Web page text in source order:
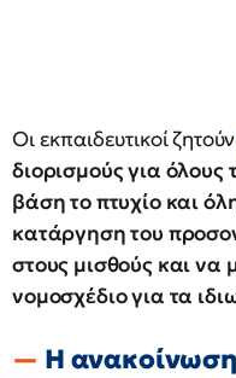
Οι εκπαιδευτικοί ζητούν
διορισμούς για
βάση το πτυχίο και
κατάργηση του
στους μισθούς και να
νομοσχέδιο για τα
Η